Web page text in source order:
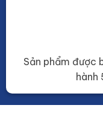
Sản phẩm được
hành